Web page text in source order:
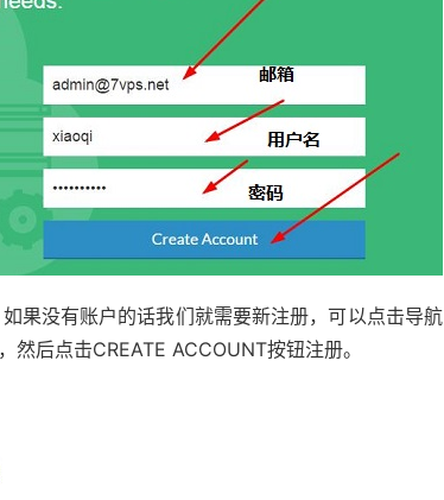
果没有账户的话我们就需要新注册，可以点击导航
后点击CREATE ACCOUNT按钮注册。